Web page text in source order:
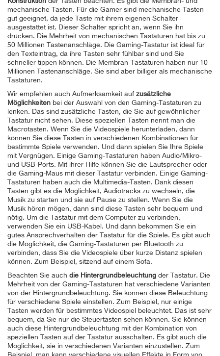
mechanische Tasten. Für die Gamer sind mechanische Tasten
gut geeignet, da jede Taste mit ihrem eigenen Schalter
ausgestattet ist. Dieser Schalter spricht an, wenn Sie ihn
drücken. Die Mehrheit von mechanischen Tastaturen hat bis zu
50 Millionen Tastenanschläge. Die Gaming-Tastatur ist ideal für
den Texteintrag, da ihre Tasten sehr fühlbar sind und Sie
schneller tippen können. Die Membran-Tastaturen haben nur 10
Millionen Tastenanschläge. Sie sind aber billiger als mechanische
Tastaturen.
Wir empfehlen auch Aufmerksamkeit auf zusätzliche
Möglichkeiten bei der Auswahl von den Gaming-Tastaturen zu
lenken. Das sind zusätzliche Tasten, die Sie auf gewöhnlicher
Tastatur nicht sehen. Diese speziellen Tasten nennt man die
Macrotasten. Wenn Sie die Videospiele herunterladen, dann
können Sie diese Tasten in verschiedenen Kombinationen für
bestimmte Spiele verwenden. Und dann spielen Sie Ihre Spiele
mit Vergnügen. Einige Gaming-Tastaturen haben Audio/Mikro-
und USB-Ports. Mit ihrer Hilfe können Sie die Lautsprecher oder
die Gaming-Maus mit dieser Tastatur verbinden. Einige Gaming-
Tastaturen haben auch die Multimedia-Tasten. Dank diesen
Tasten gibt es die Möglichkeit, Audiotracks zu wechseln, die
Musik zu starten und sie auf Pause zu stellen. Wenn Sie die
Musik hören mögen, dann sind diese Tasten sehr bequem und
nötig. Um die Tastatur mit dem Computer zu verbinden,
verwenden Sie ein USB-Kabel. Und dann bekommen Sie ein
gutes Ansprechverhalten der Tastatur für die Spiele. Es gibt auch
die Möglichkeit, die Gaming-Tastaturen per Bluetooth zu
verbinden, dass Sie die Videospiele über kurze Distanz spielen
können. Zum Beispiel, sitzend auf einem Sofa.
Beachten Sie auch die Hintergrundbeleuchtung der Tastatur. Die
Mehrheit von der Gaming-Tastaturen hat verschiedene Varianten
von der Hintergrundbeleuchtung. Sie können diese Beleuchtung
für verschiedene Spiele einstellen. Zum Beispiel, nur einige
Tasten werden für bestimmtes Videospiel beleuchtet. Das ist sehr
bequem, da Sie nur die Steuertasten sehen können. Sie können
auch diese Hintergrundbeleuchtung mit der Kombination von
speziellen Tasten auf der Tastatur ausschalten. Es gibt auch die
Möglichkeit, sie in verschiedenen Varianten einzustellen. Zum